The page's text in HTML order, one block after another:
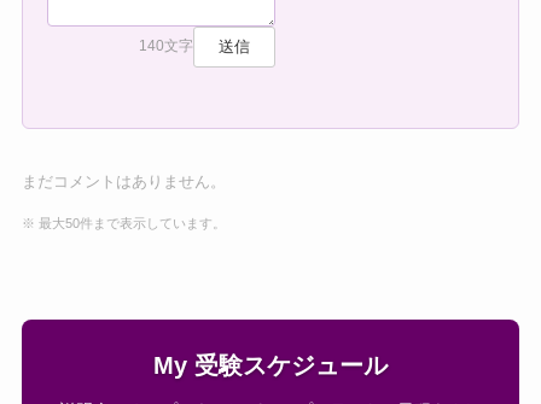
140文字 送信
まだコメントはありません。
※ 最大50件まで表示しています。
My 受験スケジュール